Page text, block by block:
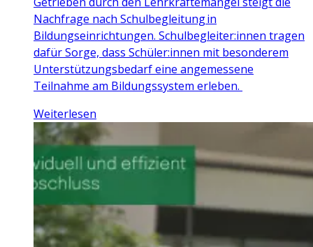
Nachfrage nach Schulbegleitung in
Bildungseinrichtungen. Schulbegleiter:innen tragen
dafür Sorge, dass Schüler:innen mit besonderem
Unterstützungsbedarf eine angemessene
Teilnahme am Bildungssystem erleben.
Weiterlesen